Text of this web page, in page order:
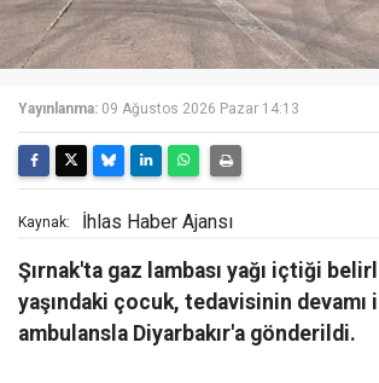
Yayınlanma: 09 Ağustos 2026 Pazar 14:13
Kaynak: İhlas Haber Ajansı
Şırnak'ta gaz lambası yağı içtiği
yaşındaki çocuk, tedavisinin
ambulansla Diyarbakır'a gönderildi.